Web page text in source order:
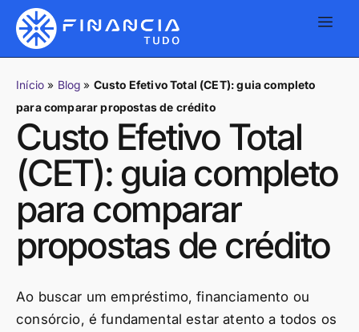
Início » Blog » Custo Efetivo Total (CET): guia completo
para comparar propostas de crédito
Custo Efetivo Total
(CET): guia completo
para comparar
propostas de crédito
Ao buscar um empréstimo, financiamento ou
consórcio, é fundamental estar atento a todos os